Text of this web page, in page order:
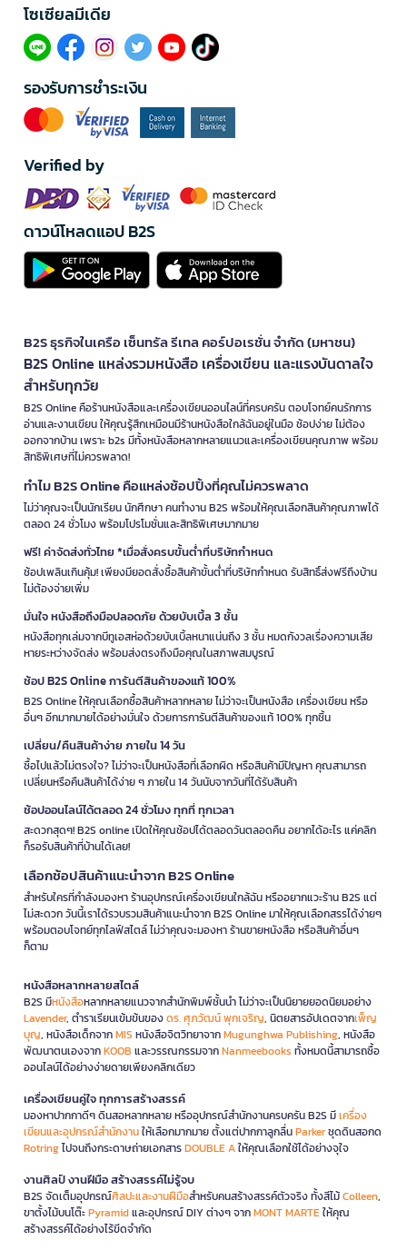
โซเซียลมีเดีย​
รองรับการชำระเงิน
Verified by
ดาวน์โหลดแอป B2S
B2S ธุรกิจในเครือ เซ็นทรัล รีเทล คอร์ปอเรชั่น จำกัด (มหาชน)
B2S Online แหล่งรวมหนังสือ เครื่องเขียน และแรงบันดาลใจ
สำหรับทุกวัย
B2S Online คือร้านหนังสือและเครื่องเขียนออนไลน์ที่ครบครัน ตอบโจทย์คนรักการ
อ่านและงานเขียน ให้คุณรู้สึกเหมือนมีร้านหนังสือใกล้ฉันอยู่ในมือ ช้อปง่าย ไม่ต้อง
ออกจากบ้าน เพราะ b2s มีทั้งหนังสือหลากหลายแนวและเครื่องเขียนคุณภาพ พร้อม
สิทธิพิเศษที่ไม่ควรพลาด!
ทำไม B2S Online คือแหล่งช้อปปิ้งที่คุณไม่ควรพลาด
ไม่ว่าคุณจะเป็นนักเรียน นักศึกษา คนทำงาน B2S พร้อมให้คุณเลือกสินค้าคุณภาพได้
ตลอด 24 ชั่วโมง พร้อมโปรโมชั่นและสิทธิพิเศษมากมาย
ฟรี! ค่าจัดส่งทั่วไทย *เมื่อสั่งครบขั้นต่ำที่บริษัทกำหนด
ช้อปเพลินเกินคุ้ม! เพียงมียอดสั่งซื้อสินค้าขั้นต่ำที่บริษัทกำหนด รับสิทธิ์ส่งฟรีถึงบ้าน
ไม่ต้องจ่ายเพิ่ม
มั่นใจ หนังสือถึงมือปลอดภัย ด้วยบับเบิ้ล 3 ชั้น
หนังสือทุกเล่มจากบีทูเอสห่อด้วยบับเบิ้ลหนาแน่นถึง 3 ชั้น หมดกังวลเรื่องความเสีย
หายระหว่างจัดส่ง พร้อมส่งตรงถึงมือคุณในสภาพสมบูรณ์
ช้อป B2S Online การันตีสินค้าของแท้ 100%
B2S Online ให้คุณเลือกซื้อสินค้าหลากหลาย ไม่ว่าจะเป็นหนังสือ เครื่องเขียน หรือ
อื่นๆ อีกมากมายได้อย่างมั่นใจ ด้วยการการันตีสินค้าของแท้ 100% ทุกชิ้น
เปลี่ยน/คืนสินค้าง่าย ภายใน 14 วัน
ซื้อไปแล้วไม่ตรงใจ? ไม่ว่าจะเป็นหนังสือที่เลือกผิด หรือสินค้ามีปัญหา คุณสามารถ
เปลี่ยนหรือคืนสินค้าได้ง่าย ๆ ภายใน 14 วันนับจากวันที่ได้รับสินค้า
ช้อปออนไลน์ได้ตลอด 24 ชั่วโมง ทุกที่ ทุกเวลา
สะดวกสุดๆ! B2S online เปิดให้คุณช้อปได้ตลอดวันตลอดคืน อยากได้อะไร แค่คลิก
ก็รอรับสินค้าที่บ้านได้เลย!
เลือกช้อปสินค้าแนะนำจาก B2S Online
สำหรับใครที่กำลังมองหา ร้านอุปกรณ์เครื่องเขียนใกล้ฉัน หรืออยากแวะร้าน B2S แต่
ไม่สะดวก วันนี้เราได้รวบรวมสินค้าแนะนำจาก B2S Online มาให้คุณเลือกสรรได้ง่ายๆ
พร้อมตอบโจทย์ทุกไลฟ์สไตล์ ไม่ว่าคุณจะมองหา ร้านขายหนังสือ หรือสินค้าอื่นๆ
ก็ตาม
หนังสือหลากหลายสไตล์
B2S มีหนังสือหลากหลายแนวจากสำนักพิมพ์ชั้นนำ ไม่ว่าจะเป็นนิยายยอดนิยมอย่าง
Lavender, ตำราเรียนเข้มข้นของดร. ศุภวัฒน์ พุกเจริญ, นิตยสารอัปเดตจากเพ็ญ
บุญ, หนังสือเด็กจากMIS หนังสือจิตวิทยาจากMugunghwa Publishing, หนังสือ
พัฒนาตนเองจากKOOB และวรรณกรรมจากNanmeebooks ทั้งหมดนี้สามารถซื้อ
ออนไลน์ได้อย่างง่ายดายเพียงคลิกเดียว
เครื่องเขียนคู่ใจ ทุกการสร้างสรรค์
มองหาปากกาดีๆ ดินสอหลากหลาย หรืออุปกรณ์สำนักงานครบครัน B2S มีเครื่อง
เขียนและอุปกรณ์สำนักงานให้เลือกมากมาย ตั้งแต่ปากกาลูกลื่นParkerชุดดินสอกด
Rotringไปจนถึงกระดาษถ่ายเอกสารDOUBLE Aให้คุณเลือกใช้ได้อย่างจุใจ
งานศิลป์ งานฝีมือ สร้างสรรค์ไม่รู้จบ
B2S จัดเต็มอุปกรณ์ศิลปะและงานฝีมือสำหรับคนสร้างสรรค์ตัวจริง ทั้งสีไม้Colleen,
ขาตั้งไม้บนโต๊ะPyramidและอุปกรณ์ DIY ต่างๆ จากMONT MARTEให้คุณ
สร้างสรรค์ได้อย่างไร้ขีดจำกัด